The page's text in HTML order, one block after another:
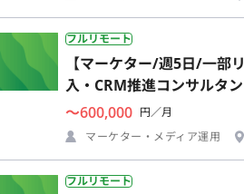
フルリモート
【マーケター/週5日/一部
入・CRM推進コンサルタ
〜600,000 円／月
マーケター・メディア運用
フルリモート